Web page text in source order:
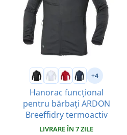
+4
Hanorac funcțional
pentru bărbați ARDON
Breeffidry termoactiv
LIVRARE ÎN 7 ZILE